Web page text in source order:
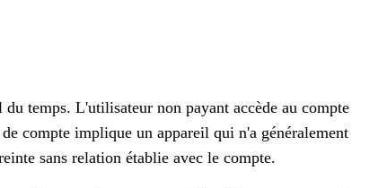
temps. L'utilisateur non payant accède au compte
compte implique un appareil qui n'a généralement
sans relation établie avec le compte.